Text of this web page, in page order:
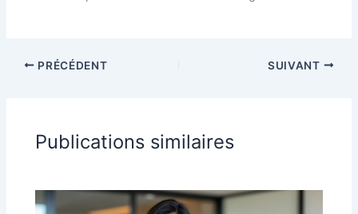
PRÉCÉDENT SUIVANT
Publications similaires